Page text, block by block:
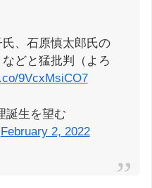
、石原慎太郎氏の
どと猛批判（よろ
9VcxMsiCO7
誕生を望む
February 2, 2022